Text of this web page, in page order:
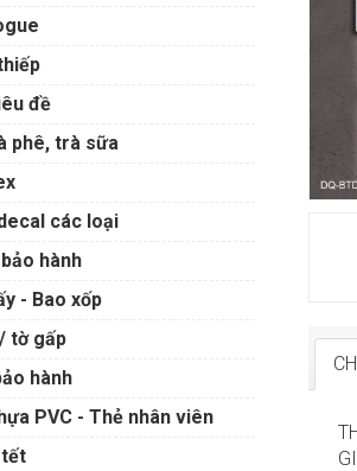
đề
phê, trà sữa
các loại
hành
- Bao xốp
tờ gấp
hành
PVC - Thẻ nhân viên